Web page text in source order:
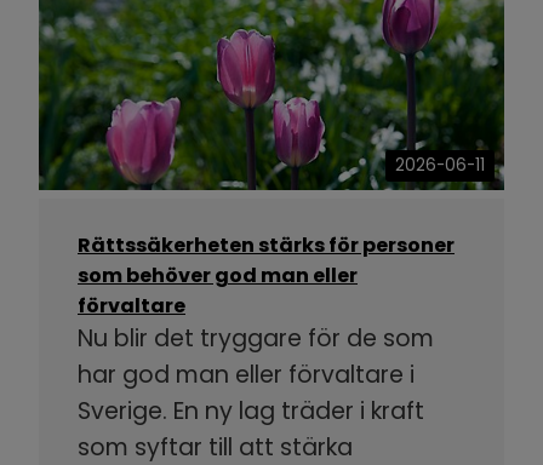
2026-06-11
Rättssäkerheten stärks för personer
som behöver god man eller
förvaltare
Nu blir det tryggare för de som
har god man eller förvaltare i
Sverige. En ny lag träder i kraft
som syftar till att stärka